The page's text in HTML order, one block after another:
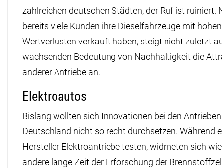
zahlreichen deutschen Städten, der Ruf ist ruiniert.
bereits viele Kunden ihre Dieselfahrzeuge mit hohen
Wertverlusten verkauft haben, steigt nicht zuletzt
wachsenden Bedeutung von Nachhaltigkeit die
anderer Antriebe an.
Elektroautos
Bislang wollten sich Innovationen bei den
Deutschland nicht so recht durchsetzen. Während
Hersteller Elektroantriebe testen, widmeten sich
andere lange Zeit der Erforschung der